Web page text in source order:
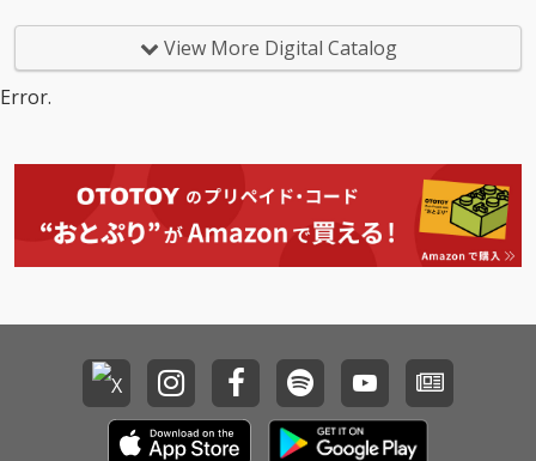
は、CUBERS、THE SU
PER FRUIT、世が世な
S）のTAKAを加えた総
勢20名が、本アルバム
のために歌唱した新録
「Samenaide」を含む
ネージャー・堀切裕真
をはじめ、高橋芳朗、
南波一海、坂井彩花、
小林千絵による選考・
選曲を経て決定した。
は、CUBERS、THE SU
PER FRUIT、世が世な
とつば男AP（CUBER
S）のTAKAを加えた総
勢20名が、本アルバム
のために歌唱した新録
「Samenaide」を含む
ネージャー・堀切裕真
をはじめ、高橋芳朗、
南波一海、坂井彩花、
小林千絵による選考・
選曲を経て決定した。
View More Digital Catalog
Error.